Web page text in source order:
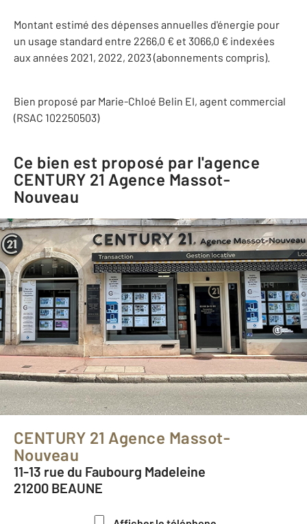
Montant estimé des dépenses annuelles d'énergie pour
un usage standard entre 2266,0 € et 3066,0 € indexées
aux années 2021, 2022, 2023 (abonnements compris).
Bien proposé par Marie-Chloé Belin EI, agent commercial
(RSAC 102250503)
Ce bien est proposé par l'agence
CENTURY 21 Agence Massot-
Nouveau
CENTURY 21 Agence Massot-
Nouveau
11-13 rue du Faubourg Madeleine
21200 BEAUNE